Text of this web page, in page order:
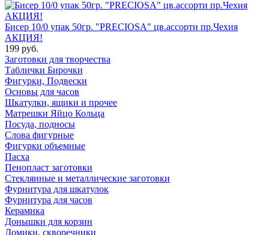
Бисер 10/0 упак 50гр. "PRECIOSA" цв.ассорти пр.Чехия
АКЦИЯ!
199 руб.
Заготовки для творчества
Таблички Бирочки
Фигурки, Подвески
Основы для часов
Шкатулки, ящики и прочее
Матрешки Яйцо Кольца
Посуда, подносы
Слова фигурные
Фигурки объемные
Пасха
Пенопласт заготовки
Стеклянные и металлические заготовки
Фурнитура для шкатулок
Фурнитура для часов
Керамика
Донышки для корзин
Домики, скворечники